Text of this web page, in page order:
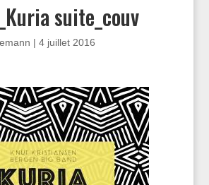
suite_couv
| 4 juillet 2016